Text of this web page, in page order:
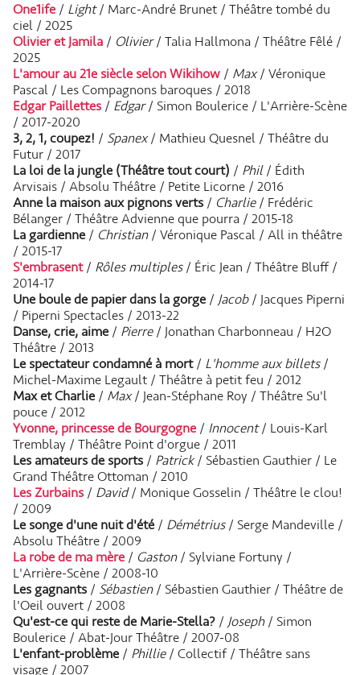
One1ife/ Light/ Marc-André Brunet / Théâtre tombé du
ciel / 2025
Olivier et Jamila/ Olivier/ Talia Hallmona / Théâtre Fêlé /
2025
L'amour au 21e siècle selon Wikihow/ Max/ Véronique
Pascal / Les Compagnons baroques / 2018
Edgar Paillettes/ Edgar/ Simon Boulerice / L'Arrière-Scène
/ 2017-2020
3, 2, 1, coupez! / Spanex/ Mathieu Quesnel / Théâtre du
Futur / 2017
La loi de la jungle (Théâtre tout court) / Phil/ Édith
Arvisais / Absolu Théâtre / Petite Licorne / 2016
Anne la maison aux pignons verts/ Charlie/ Frédéric
Bélanger / Théâtre Advienne que pourra / 2015-18
La gardienne/ Christian/ Véronique Pascal / All in théâtre
/ 2015-17
S'embrasent/ Rôles multiples/ Éric Jean / Théâtre Bluff /
2014-17
Une boule de papier dans la gorge/ Jacob/ Jacques Piperni
/ Piperni Spectacles / 2013-22
Danse, crie, aime/ Pierre/ Jonathan Charbonneau / H2O
Théâtre / 2013
Le spectateur condamné à mort/ L'homme aux billets/
Michel-Maxime Legault / Théâtre à petit feu / 2012
Max et Charlie/ Max/ Jean-Stéphane Roy / Théâtre Su'l
pouce / 2012
Yvonne, princesse de Bourgogne/ Innocent/ Louis-Karl
Tremblay / Théâtre Point d'orgue / 2011
Les amateurs de sports/ Patrick/ Sébastien Gauthier / Le
Grand Théâtre Ottoman / 2010
Les Zurbains / David/ Monique Gosselin / Théâtre le clou!
/ 2009
Le songe d'une nuit d'été/ Démétrius/ Serge Mandeville /
Absolu Théâtre / 2009
La robe de ma mère/ Gaston/ Sylviane Fortuny /
L'Arrière-Scène / 2008-10
Les gagnants/ Sébastien/ Sébastien Gauthier / Théâtre de
l'Oeil ouvert / 2008
Qu'est-ce qui reste de Marie-Stella?/ Joseph/ Simon
Boulerice / Abat-Jour Théâtre / 2007-08
L'enfant-problème/ Phillie/ Collectif / Théâtre sans
visage / 2007